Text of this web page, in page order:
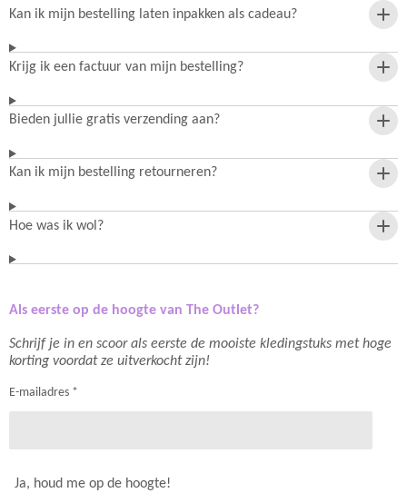
Kan ik mijn bestelling laten inpakken als cadeau?
Krijg ik een factuur van mijn bestelling?
Bieden jullie gratis verzending aan?
Kan ik mijn bestelling retourneren?
Hoe was ik wol?
Als eerste op de hoogte van The Outlet?
Schrijf je in en scoor als eerste de mooiste kledingstuks met hoge
korting voordat ze uitverkocht zijn!
E-mailadres *
Ja, houd me op de hoogte!